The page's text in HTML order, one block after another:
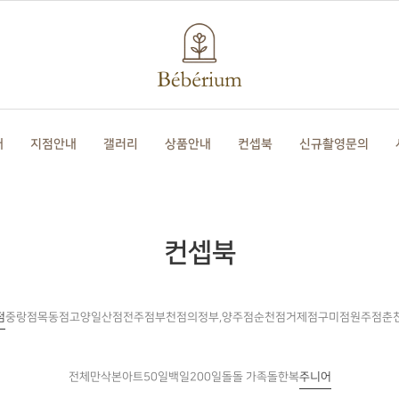
지점안내 갤러리 상품안내 컨셉북 신규촬영문의
컨셉북
중랑점목동점 고양일산점 전주점부천점 의정부,양주점순천점 거제점구미점원주점춘
전체 만삭본아트 50일 백일 200일돌돌 가족돌한복주니어